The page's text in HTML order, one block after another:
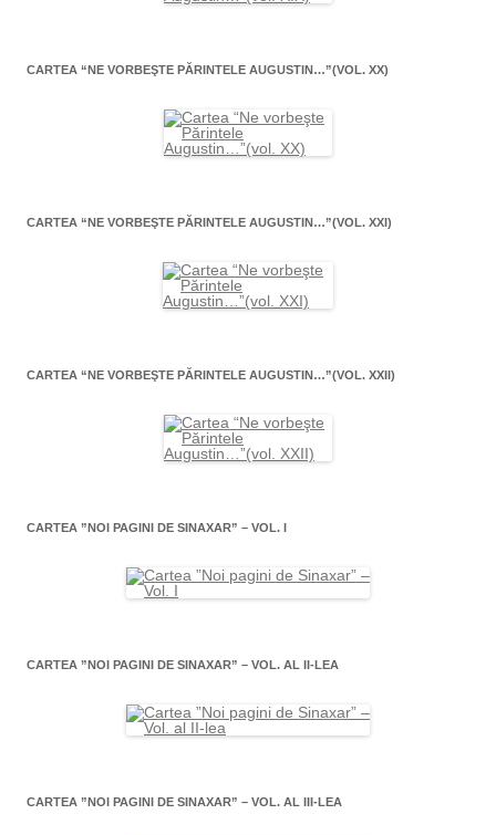
CARTEA “NE VORBEŞTE PĂRINTELE AUGUSTIN…”(VOL. XX)
CARTEA “NE VORBEŞTE PĂRINTELE AUGUSTIN…”(VOL. XXI)
CARTEA “NE VORBEŞTE PĂRINTELE AUGUSTIN…”(VOL. XXII)
CARTEA ”NOI PAGINI DE SINAXAR” – VOL. I
CARTEA ”NOI PAGINI DE SINAXAR” – VOL. AL II-LEA
CARTEA ”NOI PAGINI DE SINAXAR” – VOL. AL III-LEA